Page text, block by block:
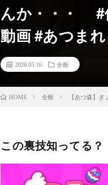
んか・・・ #
動画 #あつま
2026.05.16 全般
HOME 全般 【あつ森】
この裏技知ってる？